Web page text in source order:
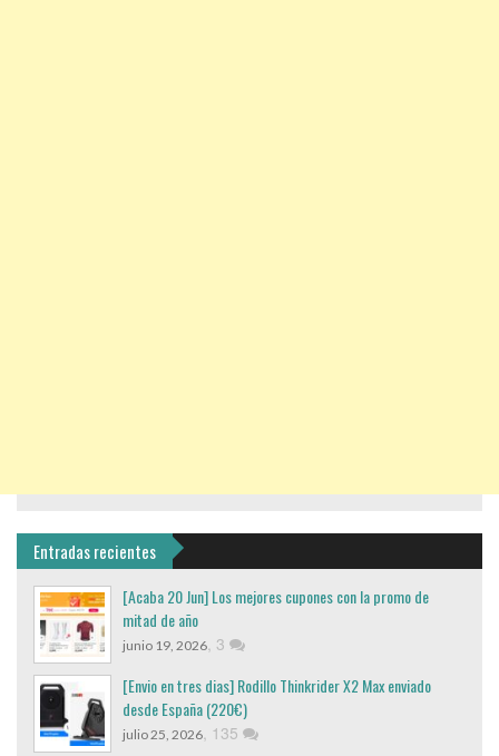
Entradas recientes
[Acaba 20 Jun] Los mejores cupones con la promo de
mitad de año
junio 19, 2026, 3
[Envio en tres dias] Rodillo Thinkrider X2 Max enviado
desde España (220€)
julio 25, 2026, 135